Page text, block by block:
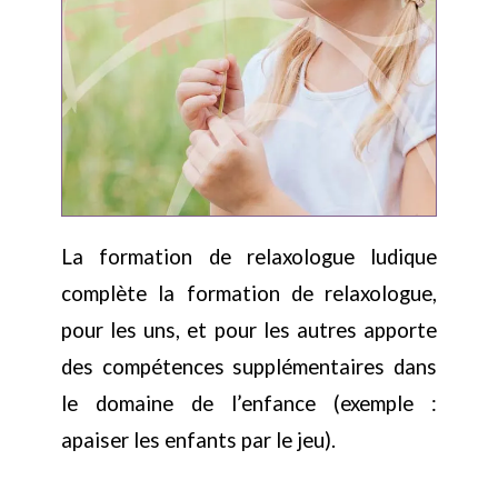
La formation de relaxologue ludique
complète la formation de relaxologue,
pour les uns, et pour les autres apporte
des compétences supplémentaires dans
le domaine de l’enfance (exemple :
apaiser les enfants par le jeu).